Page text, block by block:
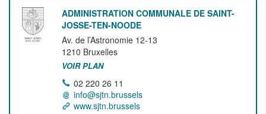
ADMINISTRATION COMMUNALE DE SAINT-
JOSSE-TEN-NOODE
Av. de l’Astronomie 12-13
1210 Bruxelles
VOIR PLAN
02 220 26 11
info@sjtn.brussels
www.sjtn.brussels